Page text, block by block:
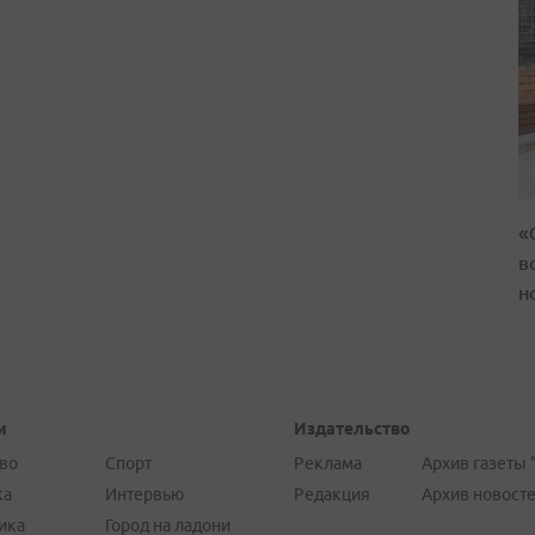
Спорт
Интервью
Город на ладони
Издательство
Реклама
Редакция
Архив газеты
Архив